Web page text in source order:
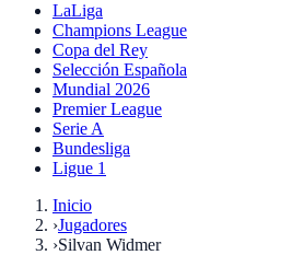
LaLiga
Champions League
Copa del Rey
Selección Española
Mundial 2026
Premier League
Serie A
Bundesliga
Ligue 1
Inicio
›Jugadores
›Silvan Widmer